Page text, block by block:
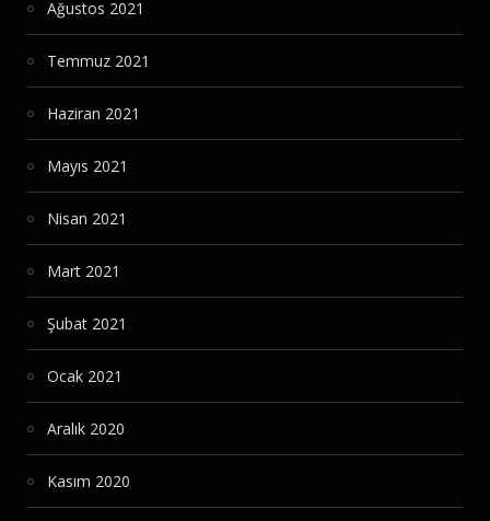
Ağustos 2021
Temmuz 2021
Haziran 2021
Mayıs 2021
Nisan 2021
Mart 2021
Şubat 2021
Ocak 2021
Aralık 2020
Kasım 2020